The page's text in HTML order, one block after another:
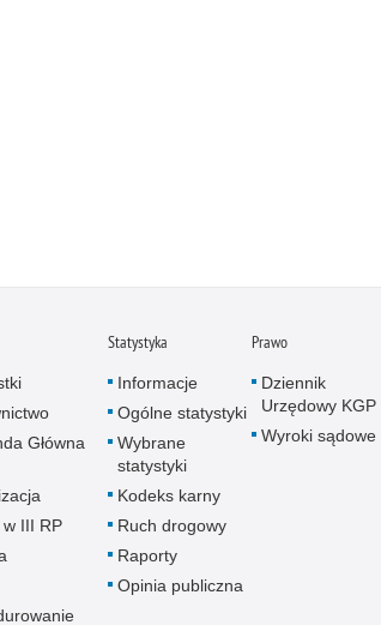
Główna
w III RP
Statystyka
Informacje
Ogólne statystyki
Wybrane
statystyki
Kodeks karny
Ruch drogowy
Raporty
Opinia publiczna
Prawo
Dziennik
Urzędowy KGP
Wyroki sądowe